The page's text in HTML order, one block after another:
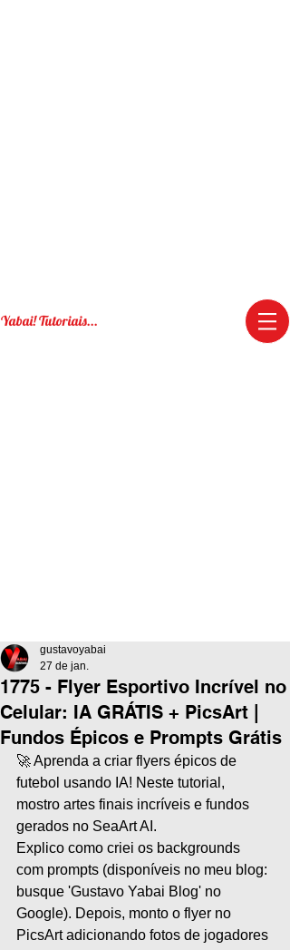
Yabai! Tutoriais...
1775 - Flyer Esportivo Incrível no
Celular: IA GRÁTIS + PicsArt |
Fundos Épicos e Prompts Grátis
gustavoyabai
27 de jan.
🚀 Aprenda a criar flyers épicos de
futebol usando IA! Neste tutorial,
mostro artes finais incríveis e fundos
gerados no SeaArt AI.
Explico como criei os backgrounds
com prompts (disponíveis no meu blog:
busque 'Gustavo Yabai Blog' no
Google). Depois, monto o flyer no
PicsArt adicionando fotos de jogadores